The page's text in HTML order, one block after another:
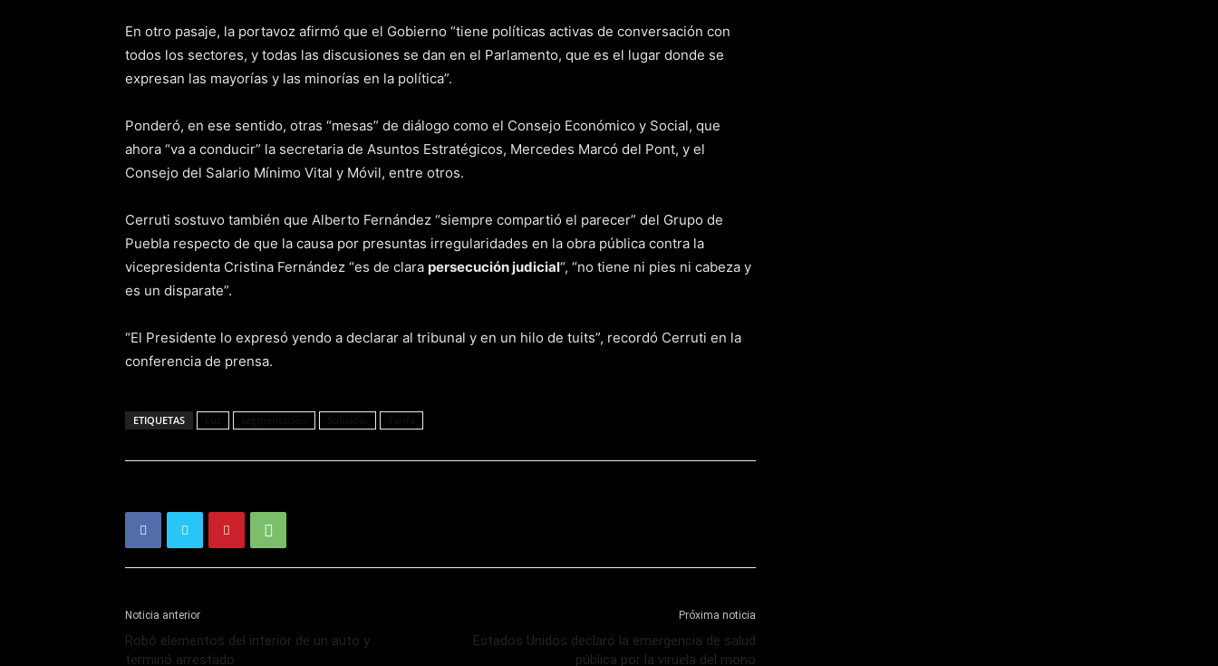
En otro pasaje, la portavoz afirmó que el Gobierno “tiene políticas activas de conversación con
todos los sectores, y todas las discusiones se dan en el Parlamento, que es el lugar donde se
expresan las mayorías y las minorías en la política”.
Ponderó, en ese sentido, otras “mesas” de diálogo como el Consejo Económico y Social, que
ahora “va a conducir” la secretaria de Asuntos Estratégicos, Mercedes Marcó del Pont, y el
Consejo del Salario Mínimo Vital y Móvil, entre otros.
Cerruti sostuvo también que Alberto Fernández “siempre compartió el parecer” del Grupo de
Puebla respecto de que la causa por presuntas irregularidades en la obra pública contra la
vicepresidenta Cristina Fernández “es de clara persecución judicial“, “no tiene ni pies ni cabeza y
es un disparate”.
“El Presidente lo expresó yendo a declarar al tribunal y en un hilo de tuits”, recordó Cerruti en la
conferencia de prensa.
ETIQUETAS
Noticia anterior
Robó elementos del interior de un auto y
terminó arrestado
Próxima noticia
Estados Unidos declaró la emergencia de salud
pública por la viruela del mono